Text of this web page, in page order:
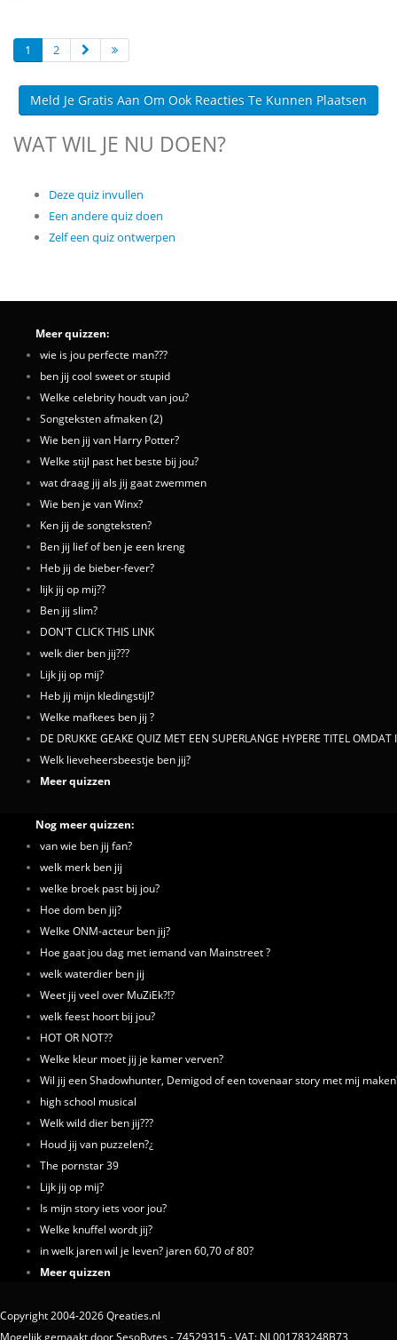
1 2
Meld Je Gratis Aan Om Ook Reacties Te Kunnen Plaatsen
WAT WIL JE NU DOEN?
Deze quiz invullen
Een andere quiz doen
Zelf een quiz ontwerpen
Meer quizzen:
wie is jou perfecte man???
ben jij cool sweet or stupid
Welke celebrity houdt van jou?
Songteksten afmaken (2)
Wie ben jij van Harry Potter?
Welke stijl past het beste bij jou?
wat draag jij als jij gaat zwemmen
Wie ben je van Winx?
Ken jij de songteksten?
Ben jij lief of ben je een kreng
Heb jij de bieber-fever?
lijk jij op mij??
Ben jij slim?
DON'T CLICK THIS LINK
welk dier ben jij???
Lijk jij op mij?
Heb jij mijn kledingstijl?
Welke mafkees ben jij ?
DE DRUKKE GEAKE QUIZ MET EEN SUPERLANGE HYPERE TITEL
Welk lieveheersbeestje ben jij?
Meer quizzen
Nog meer quizzen:
van wie ben jij fan?
welk merk ben jij
welke broek past bij jou?
Hoe dom ben jij?
Welke ONM-acteur ben jij?
Hoe gaat jou dag met iemand van Mainstreet ?
welk waterdier ben jij
Weet jij veel over MuZiEk?!?
welk feest hoort bij jou?
HOT OR NOT??
Welke kleur moet jij je kamer verven?
Wil jij een Shadowhunter, Demigod of een tovenaar story met mij
high school musical
Welk wild dier ben jij???
Houd jij van puzzelen?¿
The pornstar 39
Lijk jij op mij?
Is mijn story iets voor jou?
Welke knuffel wordt jij?
in welk jaren wil je leven? jaren 60,70 of 80?
Meer quizzen
Copyright 2004-2026 Qreaties.nl
Mogelijk gemaakt door SesoBytes - 74529315 - VAT: NL001783248B73